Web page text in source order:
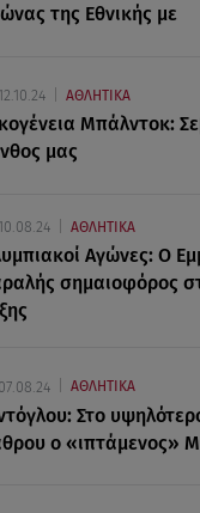
Κοντοβά: «Ελπίζω και
είμαστε κολλητές»
έρευνα για το
σε λουόμενους
της Εθνικής με
12.10.24 ΑΘΛΗΤΙΚΑ
Μπάλντοκ:
μας
10.08.24 ΑΘΛΗΤΙΚΑ
Αγώνες: Ο
σημαιοφόρος
07.08.24 ΑΘΛΗΤΙΚΑ
Στο
ο «ιπτάμενος»